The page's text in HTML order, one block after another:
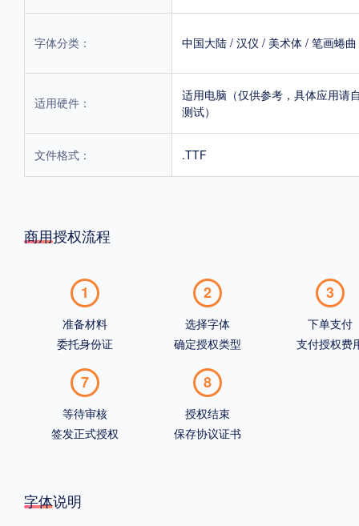
字体分类： 中国大陆 / 汉仪 / 美术体 / 笔画蜷曲
适用硬件：
适用电脑（仅供参考，具体应用请
测试）
文件格式： .TTF
商用授权流程
1
准备材料
委托身份证
2
选择字体
确定授权类型
3
下单支付
支付授权费
7
等待审核
签发正式授权
8
授权结束
保存协议证书
字体说明